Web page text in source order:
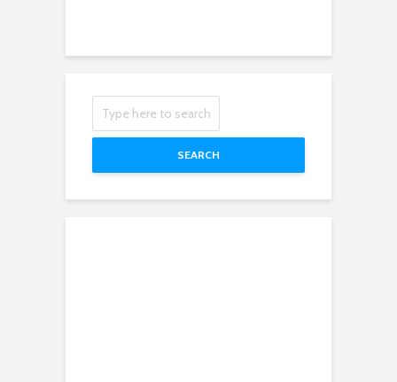
SEARCH